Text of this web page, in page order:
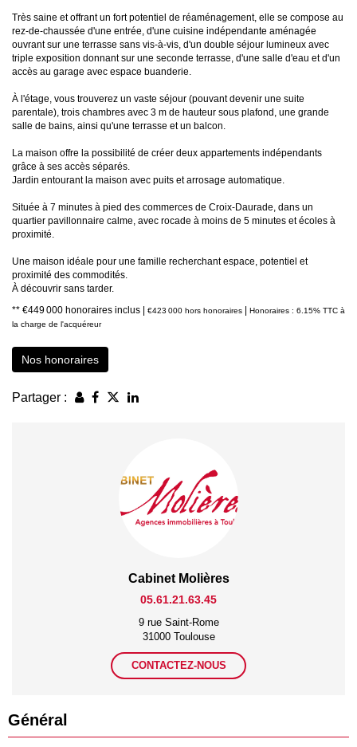
Très saine et offrant un fort potentiel de réaménagement, elle se compose au
rez-de-chaussée d'une entrée, d'une cuisine indépendante aménagée
ouvrant sur une terrasse sans vis-à-vis, d'un double séjour lumineux avec
triple exposition donnant sur une seconde terrasse, d'une salle d'eau et d'un
accès au garage avec espace buanderie.
À l'étage, vous trouverez un vaste séjour (pouvant devenir une suite
parentale), trois chambres avec 3 m de hauteur sous plafond, une grande
salle de bains, ainsi qu'une terrasse et un balcon.
La maison offre la possibilité de créer deux appartements indépendants
grâce à ses accès séparés.
Jardin entourant la maison avec puits et arrosage automatique.
Située à 7 minutes à pied des commerces de Croix-Daurade, dans un
quartier pavillonnaire calme, avec rocade à moins de 5 minutes et écoles à
proximité.
Une maison idéale pour une famille recherchant espace, potentiel et
proximité des commodités.
À découvrir sans tarder.
** €449 000 honoraires inclus €423 000 hors honoraires
Honoraires : 6.15% TTC à
la charge de l'acquéreur
Nos honoraires
Partager :
Cabinet Molières
05.61.21.63.45
9 rue Saint-Rome
31000 Toulouse
CONTACTEZ-NOUS
Général